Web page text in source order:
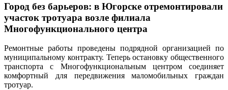
Город без барьеров: в Югорске отремонтировали
участок тротуара возле филиала
Многофункционального центра
Ремонтные работы проведены подрядной организацией по
муниципальному контракту. Теперь остановку общественного
транспорта с Многофункциональным центром соединяет
комфортный для передвижения маломобильных граждан
тротуар.